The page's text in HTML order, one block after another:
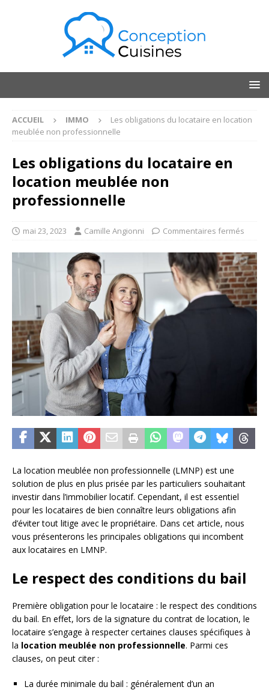
ACCUEIL IMMO
Les obligations du locataire en location
meublée non professionnelle
Les obligations du locataire en
location meublée non
professionnelle
mai 23, 2023 Camille Angionni Commentaires fermés
La location meublée non professionnelle (LMNP) est une
solution de plus en plus prisée par les particuliers souhaitant
investir dans l’immobilier locatif. Cependant, il est essentiel
pour les locataires de bien connaître leurs obligations afin
d’éviter tout litige avec le propriétaire. Dans cet article, nous
vous présenterons les principales obligations qui incombent
aux locataires en LMNP.
Le respect des conditions du bail
Première obligation pour le locataire : le respect des conditions
du bail. En effet, lors de la signature du contrat de location, le
locataire s’engage à respecter certaines clauses spécifiques à
la location meublée non professionnelle. Parmi ces
clauses, on peut citer :
La durée minimale du bail : généralement d’un an